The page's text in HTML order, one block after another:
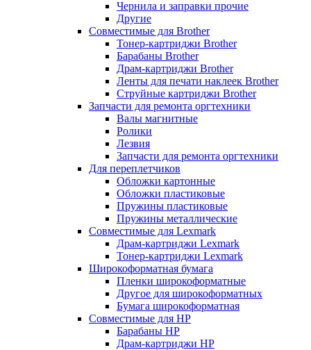
Чернила и заправки прочие
Другие
Совместимые для Brother
Тонер-картриджи Brother
Барабаны Brother
Драм-картриджи Brother
Ленты для печати наклеек Brother
Струйные картриджи Brother
Запчасти для ремонта оргтехники
Валы магнитные
Ролики
Лезвия
Запчасти для ремонта оргтехники
Для переплетчиков
Обложки картонные
Обложки пластиковые
Пружины пластиковые
Пружины металлические
Совместимые для Lexmark
Драм-картриджи Lexmark
Тонер-картриджи Lexmark
Широкоформатная бумага
Пленки широкоформатные
Другое для широкоформатных
Бумага широкоформатная
Совместимые для HP
Барабаны HP
Драм-картриджи HP